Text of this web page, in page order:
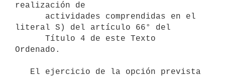
realización de
literal S) del artículo 66° del
Ordenado.